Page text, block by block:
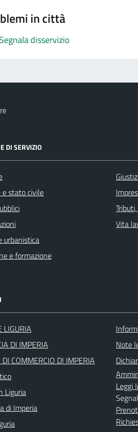
in città
disservizio
DI SERVIZIO
e stato civile
urbanistica
e formazione
Vita
LIGURIA
DI IMPERIA
COMMERCIO DI IMPERIA
Liguria
di Imperia
Note
Leggi